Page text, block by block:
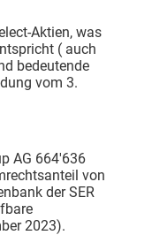
Aktien, was
( auch
bedeutende
vom 3.
AG 664'636
von
der SER
2023).